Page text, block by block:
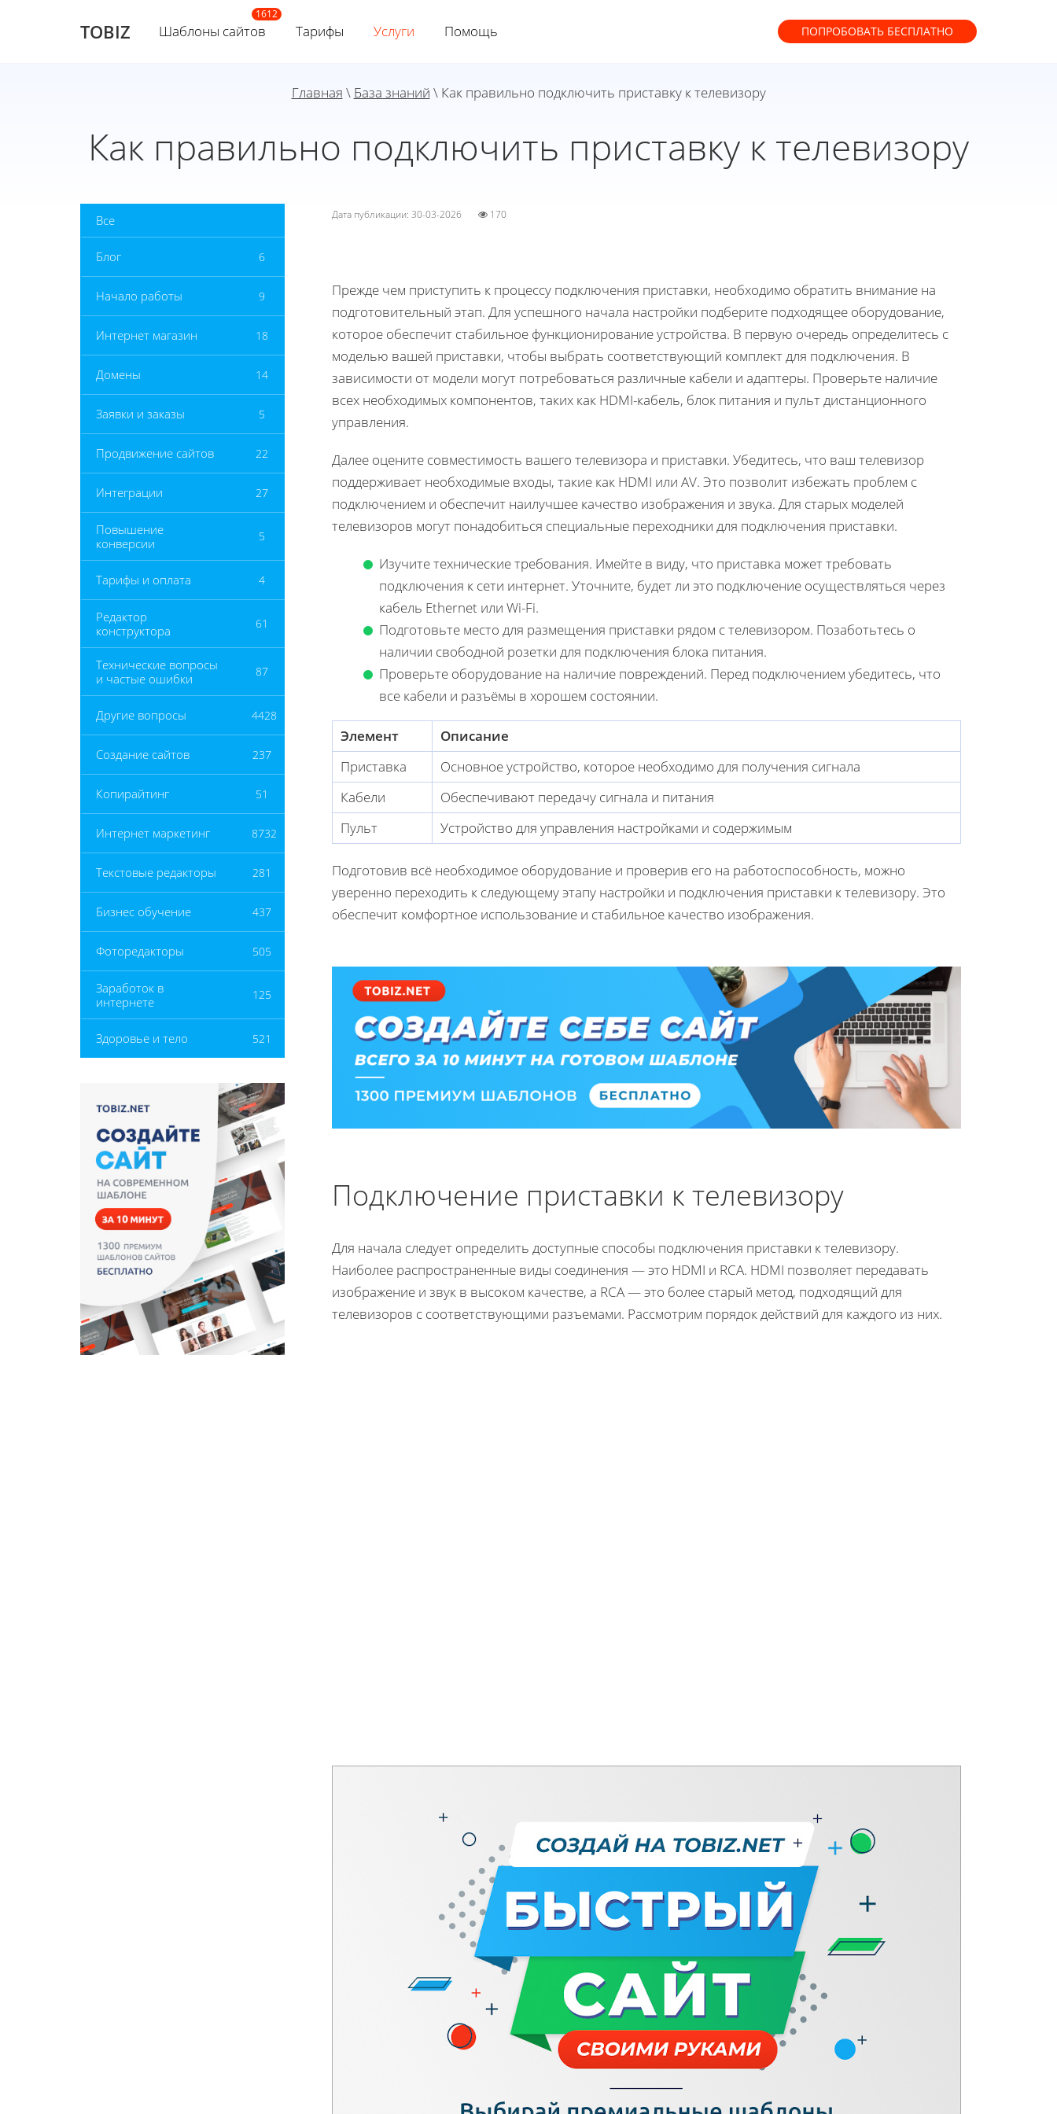
TOBIZ Шаблоны сайтов Тарифы Услуги Помощь ПОПРОБОВАТЬ БЕСПЛАТНО
Главная \ База знаний \ Как правильно подключить приставку к телевизору
Как правильно подключить приставку к телевизору
Все
Блог 6
Начало работы 9
Интернет магазин 18
Домены 14
Заявки и заказы 5
Продвижение сайтов 22
Интеграции 27
Повышение
конверсии
5
Тарифы и оплата 4
Редактор
конструктора
61
Технические вопросы
и частые ошибки
87
Другие вопросы 4428
Создание сайтов 237
Копирайтинг 51
Интернет маркетинг 8732
Текстовые редакторы 281
Бизнес обучение 437
Фоторедакторы 505
Заработок в
интернете
125
Здоровье и тело 521
Дата публикации: 30-03-2026 170
Прежде чем приступить к процессу подключения приставки, необходимо обратить внимание на
подготовительный этап. Для успешного начала настройки подберите подходящее оборудование,
которое обеспечит стабильное функционирование устройства. В первую очередь определитесь с
моделью вашей приставки, чтобы выбрать соответствующий комплект для подключения. В
зависимости от модели могут потребоваться различные кабели и адаптеры. Проверьте наличие
всех необходимых компонентов, таких как HDMI-кабель, блок питания и пульт дистанционного
управления.
Далее оцените совместимость вашего телевизора и приставки. Убедитесь, что ваш телевизор
поддерживает необходимые входы, такие как HDMI или AV. Это позволит избежать проблем с
подключением и обеспечит наилучшее качество изображения и звука. Для старых моделей
телевизоров могут понадобиться специальные переходники для подключения приставки.
Изучите технические требования. Имейте в виду, что приставка может требовать
подключения к сети интернет. Уточните, будет ли это подключение осуществляться через
кабель Ethernet или Wi-Fi.
Подготовьте место для размещения приставки рядом с телевизором. Позаботьтесь о
наличии свободной розетки для подключения блока питания.
Проверьте оборудование на наличие повреждений. Перед подключением убедитесь, что
все кабели и разъёмы в хорошем состоянии.
Элемент
Описание
Приставка
Основное устройство, которое необходимо для получения сигнала
Кабели
Обеспечивают передачу сигнала и питания
Пульт
Устройство для управления настройками и содержимым
Подготовив всё необходимое оборудование и проверив его на работоспособность, можно
уверенно переходить к следующему этапу настройки и подключения приставки к телевизору. Это
обеспечит комфортное использование и стабильное качество изображения.
Подключение приставки к телевизору
Для начала следует определить доступные способы подключения приставки к телевизору.
Наиболее распространенные виды соединения — это HDMI и RCA. HDMI позволяет передавать
изображение и звук в высоком качестве, а RCA — это более старый метод, подходящий для
телевизоров с соответствующими разъемами. Рассмотрим порядок действий для каждого из них.